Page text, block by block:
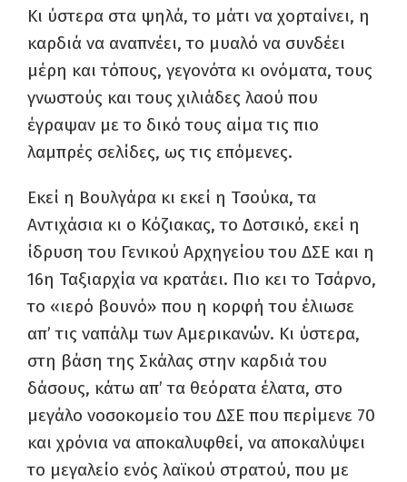
Κι ύστερα στα ψηλά, το μάτι να χορταίνει, η
καρδιά να αναπνέει, το μυαλό να συνδέει
μέρη και τόπους, γεγονότα κι ονόματα, τους
γνωστούς και τους χιλιάδες λαού που
έγραψαν με το δικό τους αίμα τις πιο
λαμπρές σελίδες, ως τις επόμενες.
Εκεί η Βουλγάρα κι εκεί η Τσούκα, τα
Αντιχάσια κι ο Κόζιακας, το Δοτσικό, εκεί η
ίδρυση του Γενικού Αρχηγείου του ΔΣΕ και η
16η Ταξιαρχία να κρατάει. Πιο κει το Τσάρνο,
το «ιερό βουνό» που η κορφή του έλιωσε
απ’ τις ναπάλμ των Αμερικανών. Κι ύστερα,
στη βάση της Σκάλας στην καρδιά του
δάσους, κάτω απ’ τα θεόρατα έλατα, στο
μεγάλο νοσοκομείο του ΔΣΕ που περίμενε 70
και χρόνια να αποκαλυφθεί, να αποκαλύψει
το μεγαλείο ενός λαϊκού στρατού, που με